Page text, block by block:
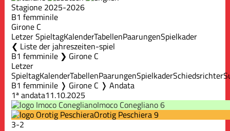
Stagione 2025-2026
B1 femminile
Girone C
Letzer SpieltagKalenderTabellenPaarungenSpielkader
Liste der jahreszeiten-spiel
B1 femminile ❯ Girone C
Letzer
SpieltagKalenderTabellenPaarungenSpielkaderSchiedsrichter
B1 femminile ❭ Girone C ❭ Andata
1ª andata11.10.2025
Imoco Conegliano6
Orotig Peschiera9
3-2